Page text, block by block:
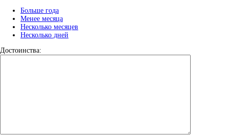
Больше года
Менее месяца
Несколько месяцев
Несколько дней
Достоинства: